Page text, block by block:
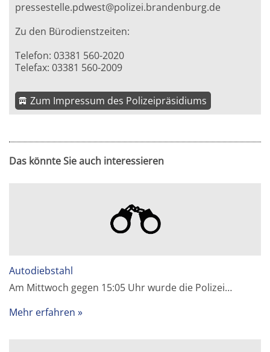
pressestelle.pdwest@polizei.brandenburg.de
Zu den Bürodienstzeiten:
Telefon: 03381 560-2020
Telefax: 03381 560-2009
Zum Impressum des Polizeipräsidiums
Das könnte Sie auch interessieren
Autodiebstahl
Am Mittwoch gegen 15:05 Uhr wurde die Polizei…
Mehr erfahren